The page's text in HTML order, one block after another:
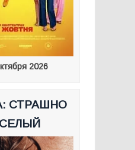
2026
СТРАШНО